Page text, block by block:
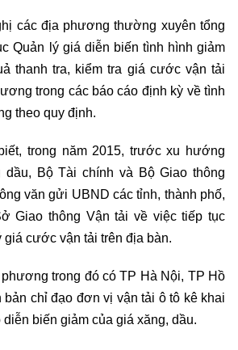
các địa phương thường xuyên tổng
Quản lý giá diễn biến tình hình giảm
thanh tra, kiểm tra giá cước vận tải
trong các báo cáo định kỳ về tình
theo quy định.
trong năm 2015, trước xu hướng
dầu, Bộ Tài chính và Bộ Giao thông
văn gửi UBND các tỉnh, thành phố,
Giao thông Vận tải về việc tiếp tục
cước vận tải trên địa bàn.
trong đó có TP Hà Nội, TP Hồ
bản chỉ đạo đơn vị vận tải ô tô kê khai
biến giảm của giá xăng, dầu.